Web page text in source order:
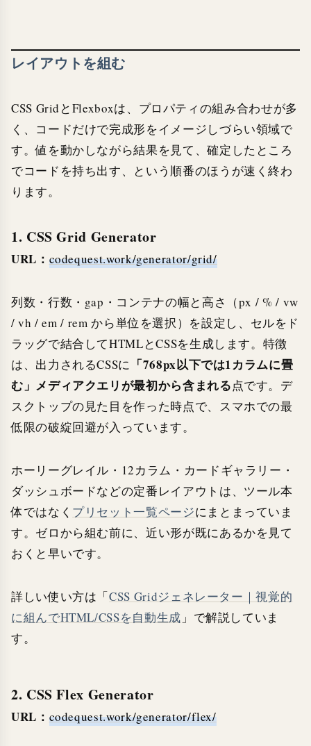
レイアウトを組む
CSS GridとFlexboxは、プロパティの組み合わせが多
く、コードだけで完成形をイメージしづらい領域で
す。値を動かしながら結果を見て、確定したところ
でコードを持ち出す、という順番のほうが速く終わ
ります。
1. CSS Grid Generator
URL： codequest.work/generator/grid/
列数・行数・gap・コンテナの幅と高さ（px / % / vw
/ vh / em / rem から単位を選択）を設定し、セルをド
ラッグで結合してHTMLとCSSを生成します。特徴
は、出力されるCSSに 「768px以下では1カラムに畳
む」メディアクエリが最初から含まれる点です。デ
スクトップの見た目を作った時点で、スマホでの最
低限の破綻回避が入っています。
ホーリーグレイル・12カラム・カードギャラリー・
ダッシュボードなどの定番レイアウトは、ツール本
体ではなく プリセット一覧ページにまとまっていま
す。ゼロから組む前に、近い形が既にあるかを見て
おくと早いです。
詳しい使い方は「CSS Gridジェネレーター｜視覚的
に組んでHTML/CSSを自動生成 」で解説していま
す。
2. CSS Flex Generator
URL： codequest.work/generator/flex/